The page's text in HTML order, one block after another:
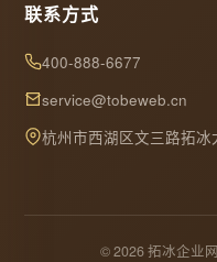
联系方式
400-888-6677
service@tobeweb.cn
杭州市西湖区文三路拓冰
© 2026 拓冰企业